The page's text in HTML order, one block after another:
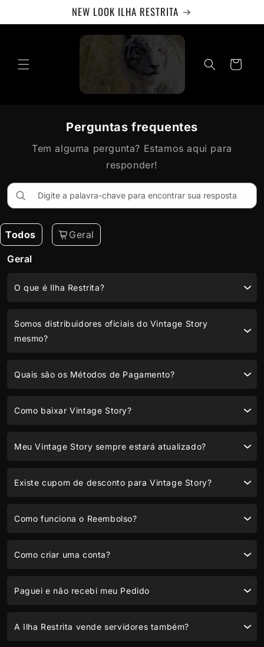
NEW LOOK ILHA RESTRITA
Cart
Perguntas frequentes
Tem alguma pergunta? Estamos aqui para
responder!
Todos Geral
Geral
O que é Ilha Restrita?
Somos distribuidores oficiais do Vintage Story
mesmo?
Quais são os Métodos de Pagamento?
Como baixar Vintage Story?
Meu Vintage Story sempre estará atualizado?
Existe cupom de desconto para Vintage Story?
Como funciona o Reembolso?
Como criar uma conta?
Paguei e não recebi meu Pedido
A Ilha Restrita vende servidores também?